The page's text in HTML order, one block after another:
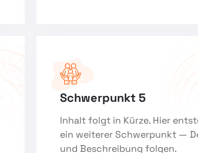
Schwerpunkt 5
Inhalt folgt in Kürze. Hier
ein weiterer Schwerpunkt —
und Beschreibung folgen.